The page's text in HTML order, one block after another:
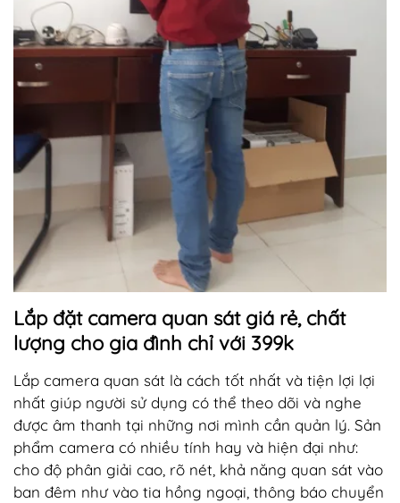
Lắp đặt camera quan sát giá rẻ, chất
lượng cho gia đình chỉ với 399k
Lắp camera quan sát là cách tốt nhất và tiện lợi lợi
nhất giúp người sử dụng có thể theo dõi và nghe
được âm thanh tại những nơi mình cần quản lý. Sản
phẩm camera có nhiều tính hay và hiện đại như:
cho độ phân giải cao, rõ nét, khả năng quan sát vào
ban đêm như vào tia hồng ngoại, thông báo chuyển